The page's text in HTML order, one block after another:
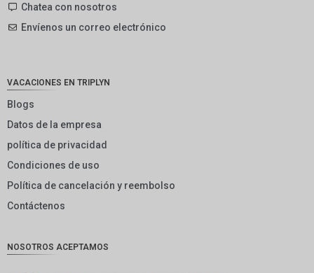
NZD
Chatea con nosotros
Envíenos un correo electrónico
VACACIONES EN TRIPLYN
Blogs
Datos de la empresa
política de privacidad
Condiciones de uso
Política de cancelación y reembolso
Contáctenos
NOSOTROS ACEPTAMOS